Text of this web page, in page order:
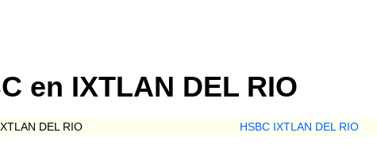
en IXTLAN DEL RIO
DEL RIO HSBC IXTLAN DEL RIO